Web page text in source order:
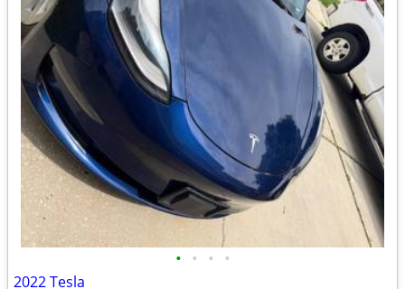
• • • •
2022 Tesla